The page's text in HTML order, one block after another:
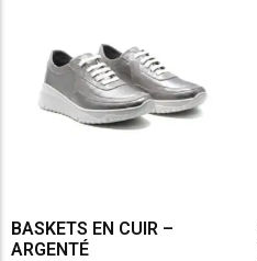
BASKETS EN CUIR –
ARGENTÉ